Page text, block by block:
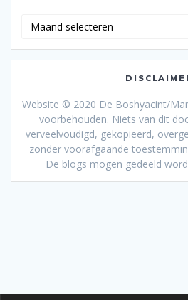
Website © 2020 De Boshyacint/
voorbehouden. Niets van dit
verveelvoudigd, gekopieerd,
zonder voorafgaande
De blogs mogen gedeeld